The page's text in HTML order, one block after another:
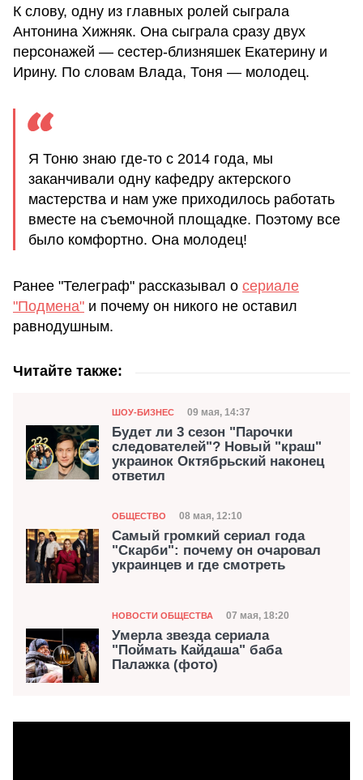
К слову, одну из главных ролей сыграла
Антонина Хижняк. Она сыграла сразу двух
персонажей — сестер-близняшек Екатерину и
Ирину. По словам Влада, Тоня — молодец.
Я Тоню знаю где-то с 2014 года, мы
заканчивали одну кафедру актерского
мастерства и нам уже приходилось работать
вместе на съемочной площадке. Поэтому все
было комфортно. Она молодец!
Ранее "Телеграф" рассказывал о сериале
"Подмена" и почему он никого не оставил
равнодушным.
Читайте также:
Категория
ШОУ-БИЗНЕС Дата публикации
09 мая, 14:37
Будет ли 3 сезон "Парочки
следователей"? Новый "краш"
украинок Октябрьский наконец
ответил
Категория
ОБЩЕСТВО Дата публикации
08 мая, 12:10
Самый громкий сериал года
"Скарби": почему он очаровал
украинцев и где смотреть
Категория
НОВОСТИ ОБЩЕСТВА Дата публикации
07 мая, 18:20
Умерла звезда сериала
"Поймать Кайдаша" баба
Палажка (фото)